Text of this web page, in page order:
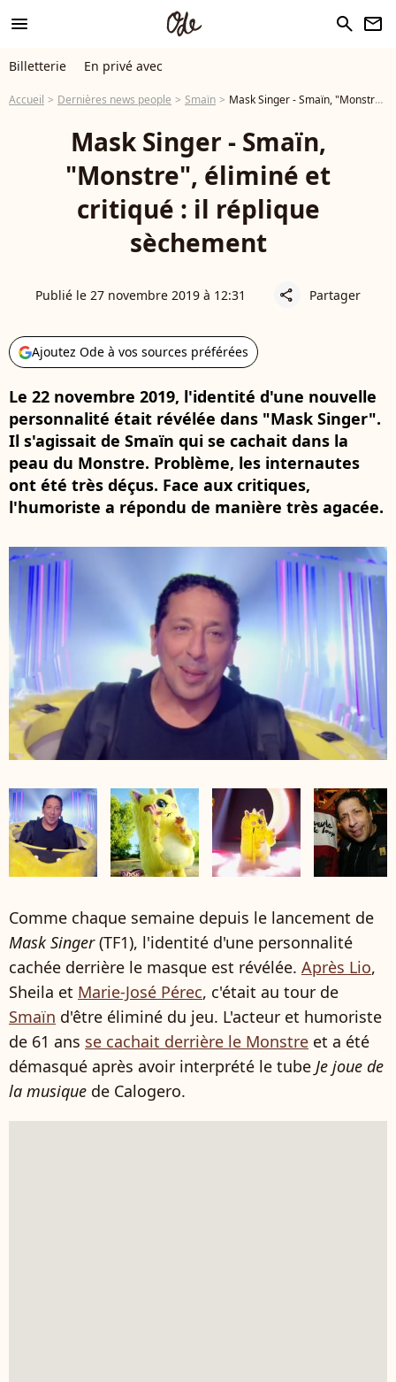
menu search newsletter
Billetterie En privé avec
Accueil Dernières news people Smaïn Mask Singer - Smaïn, "Monstre", éliminé et critiqué : il réplique sèchement
Mask Singer - Smaïn,
"Monstre", éliminé et
critiqué : il réplique
sèchement
Publié le 27 novembre 2019 à 12:31 share Partager
Ajoutez Ode à vos sources préférées
Le 22 novembre 2019, l'identité d'une nouvelle
personnalité était révélée dans "Mask Singer".
Il s'agissait de Smaïn qui se cachait dans la
peau du Monstre. Problème, les internautes
ont été très déçus. Face aux critiques,
l'humoriste a répondu de manière très agacée.
Comme chaque semaine depuis le lancement de
Mask Singer(TF1), l'identité d'une personnalité
cachée derrière le masque est révélée. Après Lio,
Sheila et Marie-José Pérec, c'était au tour de
Smaïn d'être éliminé du jeu. L'acteur et humoriste
de 61 ans se cachait derrière le Monstre et a été
démasqué après avoir interprété le tube Je joue de
la musique de Calogero.